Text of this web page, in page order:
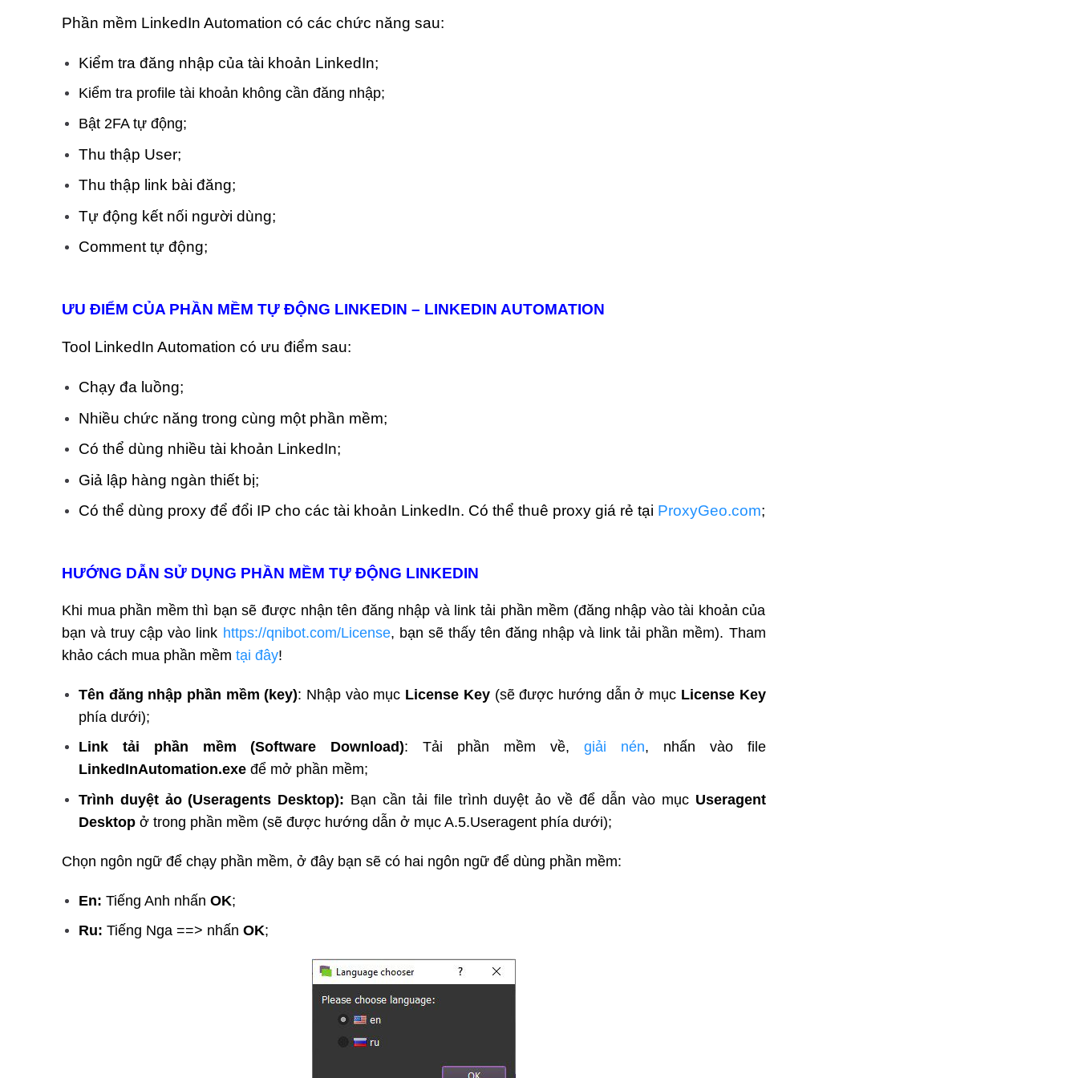
Phần mềm LinkedIn Automation có các chức năng sau:
Kiểm tra đăng nhập của tài khoản LinkedIn;
Kiểm tra profile tài khoản không cần đăng nhập;
Bật 2FA tự động;
Thu thập User;
Thu thập link bài đăng;
Tự động kết nối người dùng;
Comment tự động;
ƯU ĐIỂM CỦA PHẦN MỀM TỰ ĐỘNG LINKEDIN – LINKEDIN AUTOMATION
Tool LinkedIn Automation có ưu điểm sau:
Chạy đa luồng;
Nhiều chức năng trong cùng một phần mềm;
Có thể dùng nhiều tài khoản LinkedIn;
Giả lập hàng ngàn thiết bị;
Có thể dùng proxy để đổi IP cho các tài khoản LinkedIn. Có thể thuê proxy giá rẻ tại ProxyGeo.com;
HƯỚNG DẪN SỬ DỤNG PHẦN MỀM TỰ ĐỘNG LINKEDIN
Khi mua phần mềm thì bạn sẽ được nhận tên đăng nhập và link tải phần mềm (đăng nhập vào tài khoản của
bạn và truy cập vào link https://qnibot.com/License, bạn sẽ thấy tên đăng nhập và link tải phần mềm). Tham
khảo cách mua phần mềm tại đây!
Tên đăng nhập phần mềm (key): Nhập vào mục License Key(sẽ được hướng dẫn ở mục License Key
phía dưới);
Link tải phần mềm (Software Download): Tải phần mềm về, giải nén, nhấn vào file
LinkedInAutomation.exeđể mở phần mềm;
Trình duyệt ảo (Useragents Desktop): Bạn cần tải file trình duyệt ảo về để dẫn vào mục Useragent
Desktopở trong phần mềm (sẽ được hướng dẫn ở mục A.5.Useragent phía dưới);
Chọn ngôn ngữ để chạy phần mềm, ở đây bạn sẽ có hai ngôn ngữ để dùng phần mềm:
En: Tiếng Anh nhấn OK;
Ru: Tiếng Nga ==> nhấn OK;